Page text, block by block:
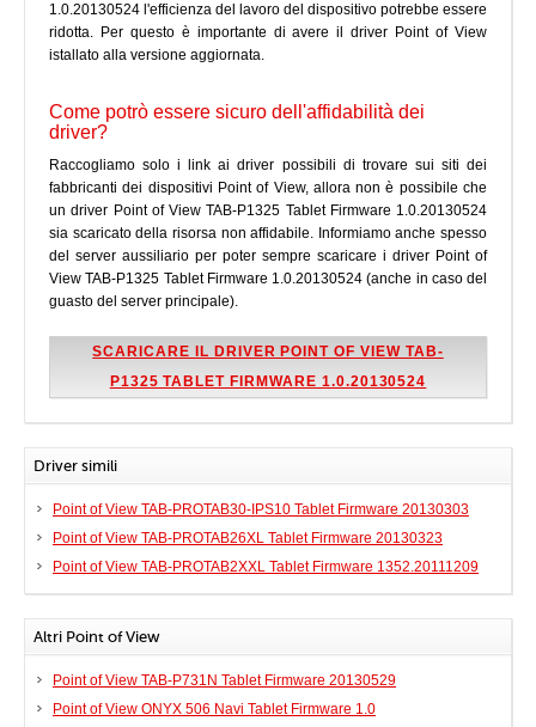
1.0.20130524 l'efficienza del lavoro del dispositivo potrebbe essere
ridotta. Per questo è importante di avere il driver Point of View
istallato alla versione aggiornata.
Come potrò essere sicuro dell'affidabilità dei
driver?
Raccogliamo solo i link ai driver possibili di trovare sui siti dei
fabbricanti dei dispositivi Point of View, allora non è possibile che
un driver Point of View TAB-P1325 Tablet Firmware 1.0.20130524
sia scaricato della risorsa non affidabile. Informiamo anche spesso
del server aussiliario per poter sempre scaricare i driver Point of
View TAB-P1325 Tablet Firmware 1.0.20130524 (anche in caso del
guasto del server principale).
SCARICARE IL DRIVER POINT OF VIEW TAB-
P1325 TABLET FIRMWARE 1.0.20130524
Driver simili
Point of View TAB-PROTAB30-IPS10 Tablet Firmware 20130303
Point of View TAB-PROTAB26XL Tablet Firmware 20130323
Point of View TAB-PROTAB2XXL Tablet Firmware 1352.20111209
Altri Point of View
Point of View TAB-P731N Tablet Firmware 20130529
Point of View ONYX 506 Navi Tablet Firmware 1.0